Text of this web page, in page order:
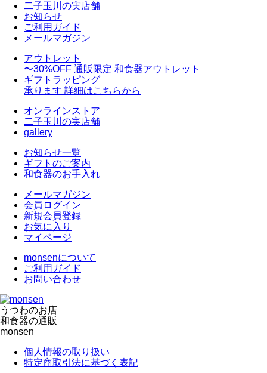
二子玉川の実店舗
お知らせ
ご利用ガイド
メールマガジン
アウトレット
〜30%OFF 通販限定 和食器アウトレット
ギフトラッピング
承ります 詳細はこちらから
オンラインストア
二子玉川の実店舗
gallery
お知らせ一覧
ギフトのご案内
和食器のお手入れ
メールマガジン
会員ログイン
新規会員登録
お気に入り
マイページ
monsenについて
ご利用ガイド
お問い合わせ
うつわのお店
和食器の通販
monsen
個人情報の取り扱い
特定商取引法に基づく表記